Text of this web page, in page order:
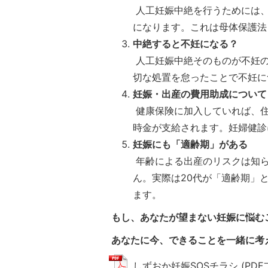
人工妊娠中絶を行うためには
になります。これは母体保護
中絶すると不妊になる？
人工妊娠中絶そのものが不妊
切な処置を怠ったことで不妊
妊娠・出産の費用助成について
健康保険に加入していれば、
時金が支給されます。妊婦健
妊娠にも「適齢期」がある
年齢による出産のリスクは知
ん。実際は20代が「適齢期」
ます。
もし、あなたが望まない妊娠に悩
あなたに今、できることを一緒に考